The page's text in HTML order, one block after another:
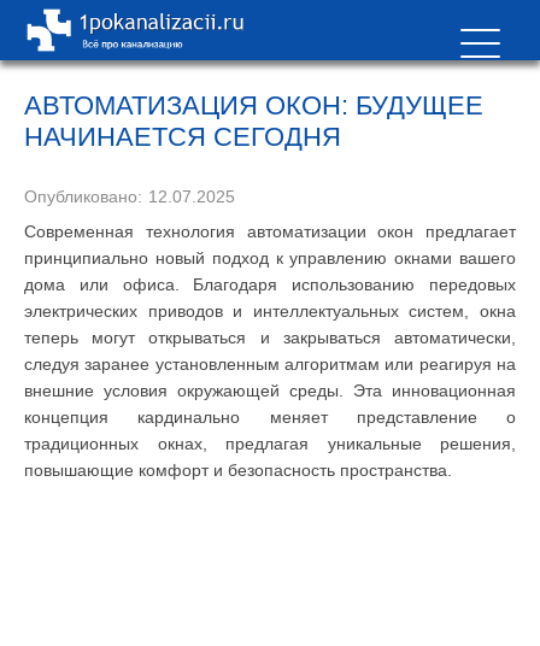
АВТОМАТИЗАЦИЯ ОКОН: БУДУЩЕЕ
НАЧИНАЕТСЯ СЕГОДНЯ
Опубликовано: 12.07.2025
Современная технология автоматизации окон предлагает
принципиально новый подход к управлению окнами вашего
дома или офиса. Благодаря использованию передовых
электрических приводов и интеллектуальных систем, окна
теперь могут открываться и закрываться автоматически,
следуя заранее установленным алгоритмам или реагируя на
внешние условия окружающей среды. Эта инновационная
концепция кардинально меняет представление о
традиционных окнах, предлагая уникальные решения,
повышающие комфорт и безопасность пространства.